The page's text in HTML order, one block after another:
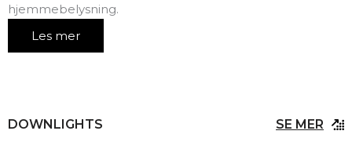
hjemmebelysning.
Les mer
DOWNLIGHTS SE MER